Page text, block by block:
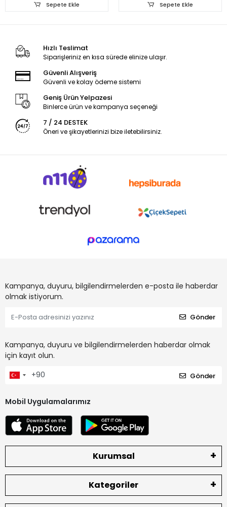
Sepete Ekle Sepete Ekle
Hızlı Teslimat
Siparişleriniz en kısa sürede elinize ulaşır.
Güvenli Alışveriş
Güvenli ve kolay ödeme sistemi
Geniş Ürün Yelpazesi
Binlerce ürün ve kampanya seçeneği
7 / 24 DESTEK
Öneri ve şikayetlerinizi bize iletebilirsiniz.
Kampanya, duyuru, bilgilendirmelerden e-posta ile haberdar
olmak istiyorum.
Gönder
Kampanya, duyuru ve bilgilendirmelerden haberdar olmak
için kayıt olun.
Gönder
Mobil Uygulamalarımız
Kurumsal
Kategoriler